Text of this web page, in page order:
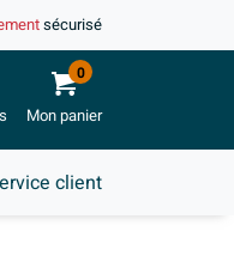
sécurisé
Mon panier
0
client